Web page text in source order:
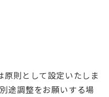
則として設定いたしま
途調整をお願いする場